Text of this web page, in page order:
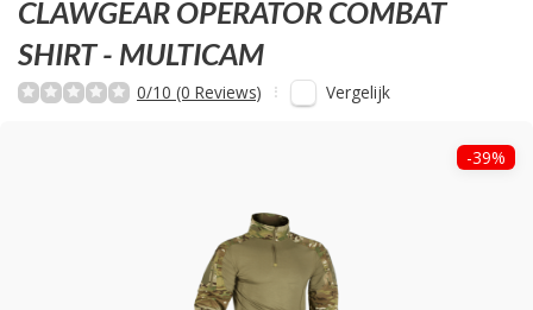
CLAWGEAR OPERATOR COMBAT
SHIRT - MULTICAM
0/10 (0 Reviews) Vergelijk
-39%